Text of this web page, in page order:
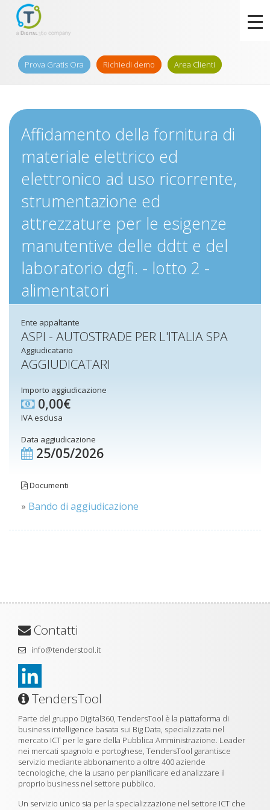
Prova Gratis Ora Richiedi demo Area Clienti
Affidamento della fornitura di
materiale elettrico ed
elettronico ad uso ricorrente,
strumentazione ed
attrezzature per le esigenze
manutentive delle ddtt e del
laboratorio dgfi. - lotto 2 -
alimentatori
Ente appaltante
ASPI - AUTOSTRADE PER L'ITALIA SPA
Aggiudicatario
AGGIUDICATARI
Importo aggiudicazione
0,00€
IVA esclusa
Data aggiudicazione
25/05/2026
Documenti
» Bando di aggiudicazione
Contatti
info@tenderstool.it
TendersTool
Parte del gruppo Digital360, TendersTool è la piattaforma di
business intelligence basata sui Big Data, specializzata nel
mercato ICT per le gare della Pubblica Amministrazione. Leader
nei mercati spagnolo e portoghese, TendersTool garantisce
servizio mediante abbonamento a oltre 400 aziende
tecnologiche, che la usano per pianificare ed analizzare il
proprio business nel settore pubblico.
Un servizio unico sia per la specializzazione nel settore ICT che